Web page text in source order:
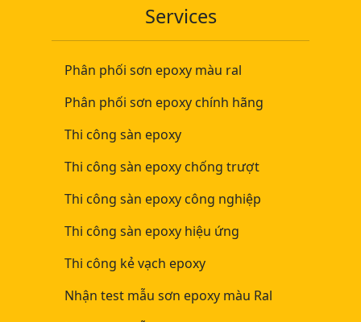
Services
Phân phối sơn epoxy màu ral
Phân phối sơn epoxy chính hãng
Thi công sàn epoxy
Thi công sàn epoxy chống trượt
Thi công sàn epoxy công nghiệp
Thi công sàn epoxy hiệu ứng
Thi công kẻ vạch epoxy
Nhận test mẫu sơn epoxy màu Ral